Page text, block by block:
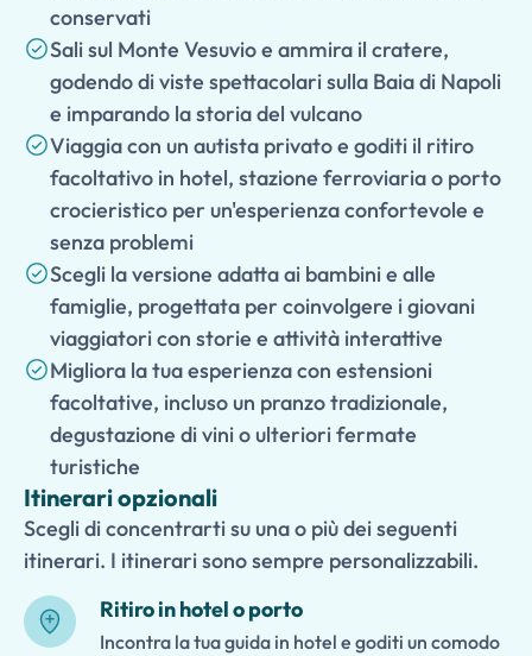
conservati
Sali sul Monte Vesuvio e ammira il cratere,
godendo di viste spettacolari sulla Baia di Napoli
e imparando la storia del vulcano
Viaggia con un autista privato e goditi il ritiro
facoltativo in hotel, stazione ferroviaria o porto
crocieristico per un'esperienza confortevole e
senza problemi
Scegli la versione adatta ai bambini e alle
famiglie, progettata per coinvolgere i giovani
viaggiatori con storie e attività interattive
Migliora la tua esperienza con estensioni
facoltative, incluso un pranzo tradizionale,
degustazione di vini o ulteriori fermate
turistiche
Itinerari opzionali
Scegli di concentrarti su una o più dei seguenti
itinerari. I itinerari sono sempre personalizzabili.
Ritiro in hotel o porto
Incontra la tua guida in hotel e goditi un comodo